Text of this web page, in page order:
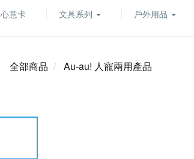
心意卡
文具系列 戶外用品
全部商品 Au-au! 人寵兩用產品